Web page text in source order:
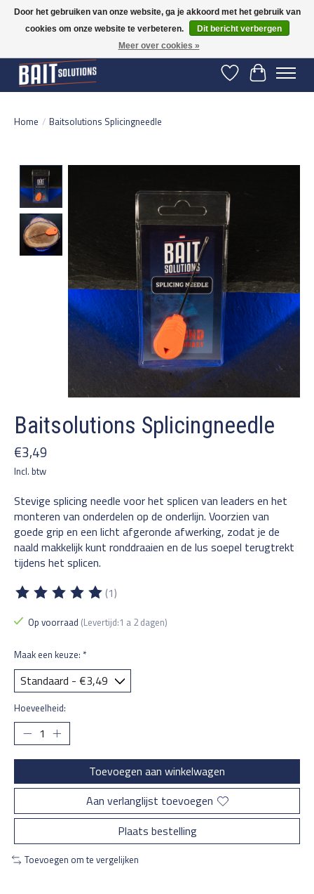
Gratis verzending vanaf 50 euro binnen NL | Op voorraad binnen 2-5 werkdagen
verzonden | België vanaf 70 euro gratis verzonden
Verlanglijst
Home / Baitsolutions Splicingneedle
Baitsolutions Splicingneedle
€3,49
Incl. btw
Stevige splicing needle voor het splicen van leaders en het
monteren van onderdelen op de onderlijn. Voorzien van
goede grip en een licht afgeronde afwerking, zodat je de
naald makkelijk kunt ronddraaien en de lus soepel terugtrekt
tijdens het splicen.
De beoordeling van dit product is
(1)
Op voorraad (Levertijd:1 a 2 dagen)
Maak een keuze: *
Hoeveelheid:
Toevoegen aan winkelwagen
Aan verlanglijst toevoegen
Plaats bestelling
Toevoegen om te vergelijken
Door het gebruiken van onze website, ga je akkoord met het gebruik van
cookies om onze website te verbeteren.
Dit bericht verbergen
Meer over cookies »